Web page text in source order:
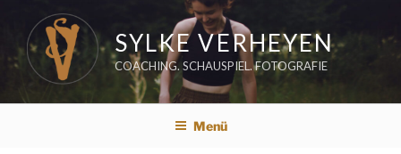
Inhalt
springen
SYLKE VERHEYEN
COACHING. SCHAUSPIEL. FOTOGRAFIE
Menü